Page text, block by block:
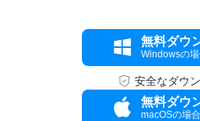
無料ダウ
Windowsの
安全なダウ
無料ダウ
macOSの場合